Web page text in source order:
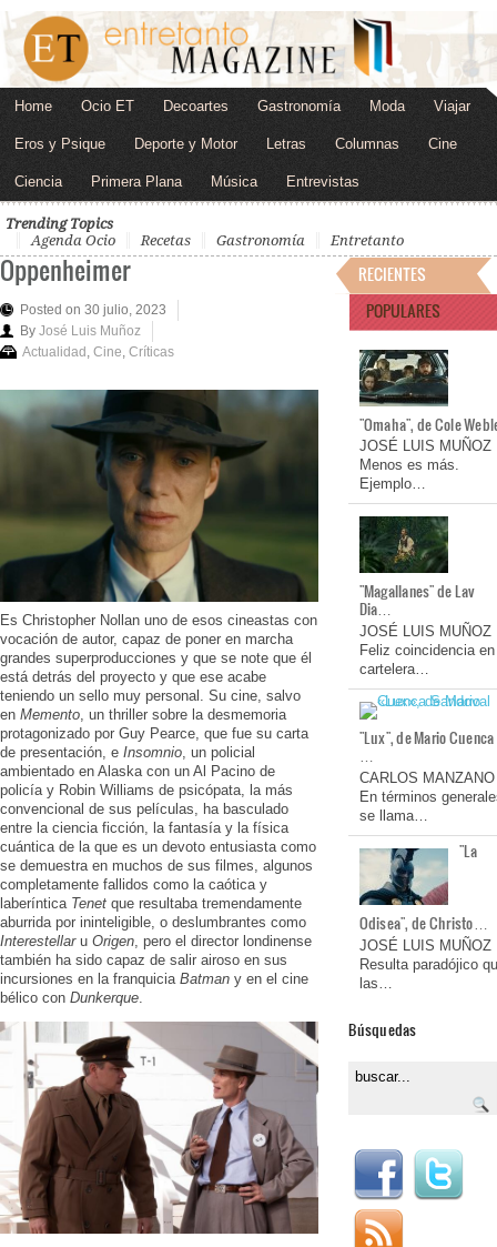
Home Ocio ET Decoartes Gastronomía Moda Viajar
Eros y Psique Deporte y Motor Letras Columnas Cine
Ciencia Primera Plana Música Entrevistas
Trending Topics
Agenda Ocio
Recetas Gastronomía Entretanto
Oppenheimer
Posted on 30 julio, 2023
By José Luis Muñoz
Actualidad Cine Críticas
Es Christopher Nollan uno de esos cineastas con
vocación de autor, capaz de poner en marcha
grandes superproducciones y que se note que él
está detrás del proyecto y que ese acabe
teniendo un sello muy personal. Su cine, salvo
en Memento , un thriller sobre la desmemoria
protagonizado por Guy Pearce, que fue su carta
de presentación, e Insomnio , un policial
ambientado en Alaska con un Al Pacino de
policía y Robin Williams de psicópata, la más
convencional de sus películas, ha basculado
entre la ciencia ficción, la fantasía y la física
cuántica de la que es un devoto entusiasta como
se demuestra en muchos de sus filmes, algunos
completamente fallidos como la caótica y
laberíntica Tenet que resultaba tremendamente
aburrida por ininteligible, o deslumbrantes como
Interestellaru Origen , pero el director londinense
también ha sido capaz de salir airoso en sus
incursiones en la franquicia Batman y en el cine
bélico con Dunkerque
RECIENTES
POPULARES
"Omaha", de Cole
JOSÉ LUIS MUÑOZ
Menos es más.
Ejemplo…
"Magallanes" de Lav
Dia…
JOSÉ LUIS MUÑOZ
Feliz coincidencia en
cartelera…
"Lux", de Mario Cuenca
…
CARLOS MANZANO
En términos
se llama…
"La
Odisea", de Christo…
JOSÉ LUIS MUÑOZ
Resulta paradójico
las…
Búsquedas